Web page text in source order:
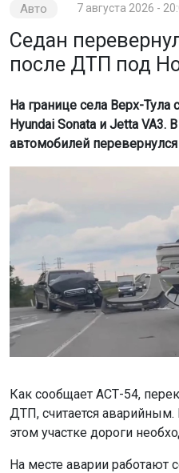
Авто 7 августа 2026 -
Седан
после ДТП под
На границе села Верх-Тула
Hyundai Sonata и Jetta VA3.
автомобилей
Как сообщает АСТ-54,
ДТП, считается
этом участке дороги
На месте аварии работают